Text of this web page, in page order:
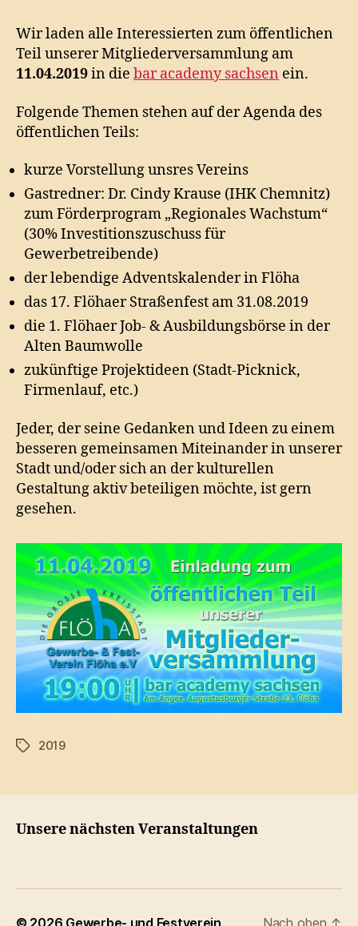
Wir laden alle Interessierten zum öffentlichen
Teil unserer Mitgliederversammlung am
11.04.2019in die bar academy sachsen ein.
Folgende Themen stehen auf der Agenda des
öffentlichen Teils:
kurze Vorstellung unsres Vereins
Gastredner: Dr. Cindy Krause (IHK Chemnitz)
zum Förderprogram „Regionales Wachstum“
(30% Investitionszuschuss für
Gewerbetreibende)
der lebendige Adventskalender in Flöha
das 17. Flöhaer Straßenfest am 31.08.2019
die 1. Flöhaer Job- & Ausbildungsbörse in der
Alten Baumwolle
zukünftige Projektideen (Stadt-Picknick,
Firmenlauf, etc.)
Jeder, der seine Gedanken und Ideen zu einem
besseren gemeinsamen Miteinander in unserer
Stadt und/oder sich an der kulturellen
Gestaltung aktiv beteiligen möchte, ist gern
gesehen.
Schlagwörter
2019
Unsere nächsten Veranstaltungen
© 2026 Gewerbe- und Festverein Nach oben ↑